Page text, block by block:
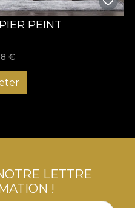
PEINT
€
LETTRE
!